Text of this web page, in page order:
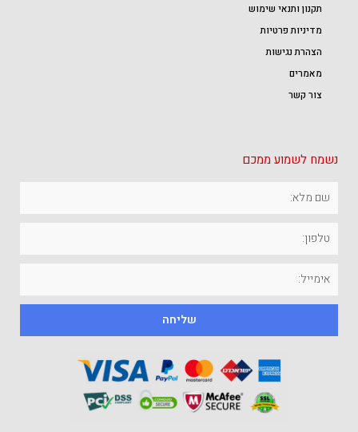
תקנון ותנאי שימוש
מדיניות פרטיות
הצהרת נגישות
מאמרים
צור קשר
נשמח לשמוע ממכם
שליחה